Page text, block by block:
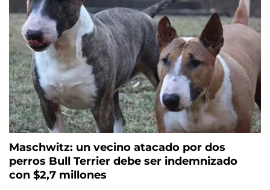
Maschwitz: un vecino atacado por dos
perros Bull Terrier debe ser indemnizado
con $2,7 millones